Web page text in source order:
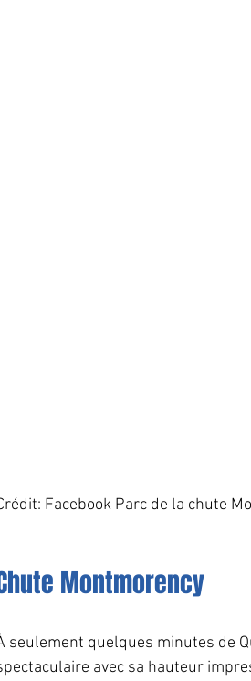
Facebook Parc de la chute
Montmorency
seulement quelques minutes de
avec sa hauteur